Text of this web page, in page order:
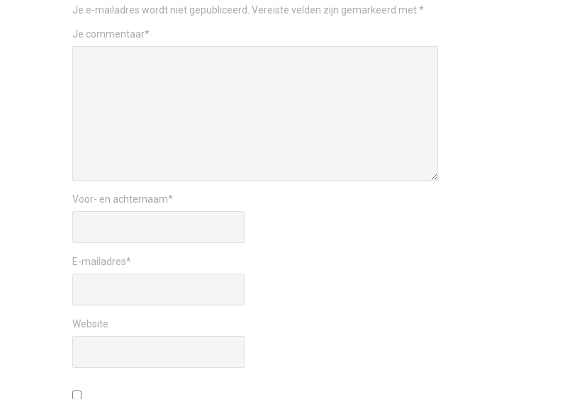
Je e-mailadres wordt niet gepubliceerd. Vereiste velden zijn gemarkeerd met*
Je commentaar*
Voor- en achternaam*
E-mailadres*
Website